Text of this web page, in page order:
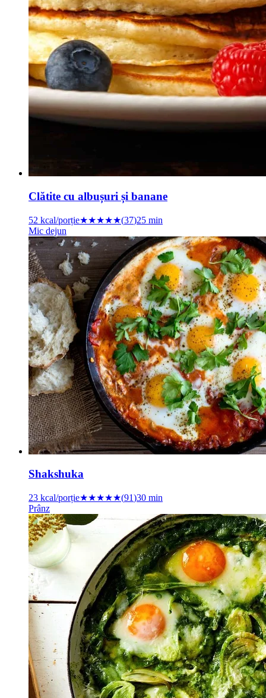
Clătite cu albușuri și banane
52 kcal/porție★★★★★(37)25 min
Mic dejun
Shakshuka
23 kcal/porție★★★★★(91)30 min
Prânz